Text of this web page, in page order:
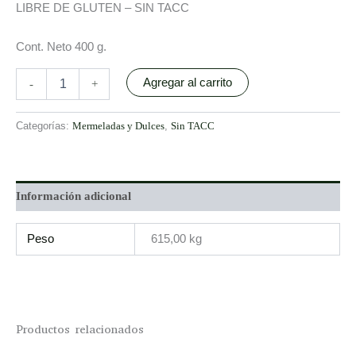
LIBRE DE GLUTEN – SIN TACC
Cont. Neto 400 g.
- + Agregar al carrito
Categorías: Mermeladas y Dulces, Sin TACC
Información adicional
Peso 615,00 kg
Productos relacionados